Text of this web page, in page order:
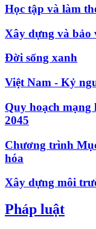
Học tập và làm
Xây dựng và bảo
Đời sống xanh
Việt Nam - Kỷ
Quy hoạch
2045
Chương trình
hóa
Xây dựng môi
Pháp luật